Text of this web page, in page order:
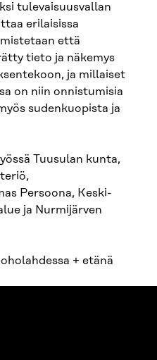
tulevaisuusvallan
erilaisissa
että
tieto ja näkemys
ja millaiset
on niin onnistumisia
sudenkuopista ja
Tuusulan kunta,
Persoona, Keski-
ja Nurmijärven
+ etänä